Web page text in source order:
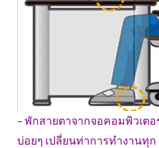
– พักสายตาจากจอคอมพิวเต
บ่อยๆ เปลี่ยนท่าการทำงานทุก